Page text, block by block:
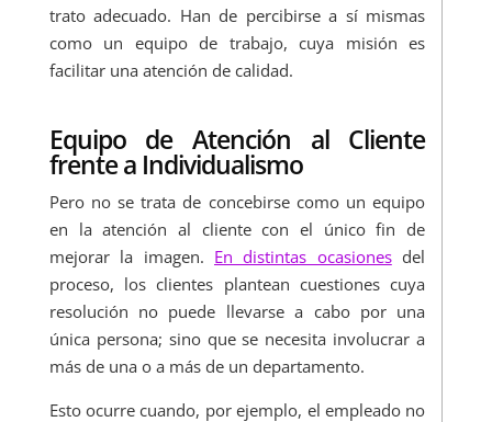
trato adecuado. Han de percibirse a sí mismas
como un equipo de trabajo, cuya misión es
facilitar una atención de calidad.
Equipo de Atención al Cliente
frente a Individualismo
Pero no se trata de concebirse como un equipo
en la atención al cliente con el único fin de
mejorar la imagen. En distintas ocasionesdel
proceso, los clientes plantean cuestiones cuya
resolución no puede llevarse a cabo por una
única persona; sino que se necesita involucrar a
más de una o a más de un departamento.
Esto ocurre cuando, por ejemplo, el empleado no